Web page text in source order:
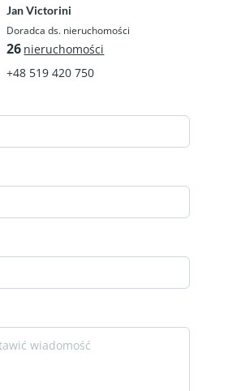
Jan Victorini
Doradca ds. nieruchomości
26 nieruchomości
+48 519 420 750